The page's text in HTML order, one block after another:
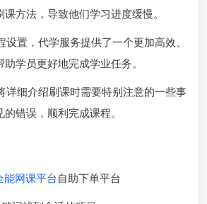
方法，导致他们学习进度缓慢。
设置，代学服务提供了一个更加高效、
学员更好地完成学业任务。
详细介绍刷课时需要特别注意的一些事
错误，顺利完成课程。
能网课平台自助下单平台